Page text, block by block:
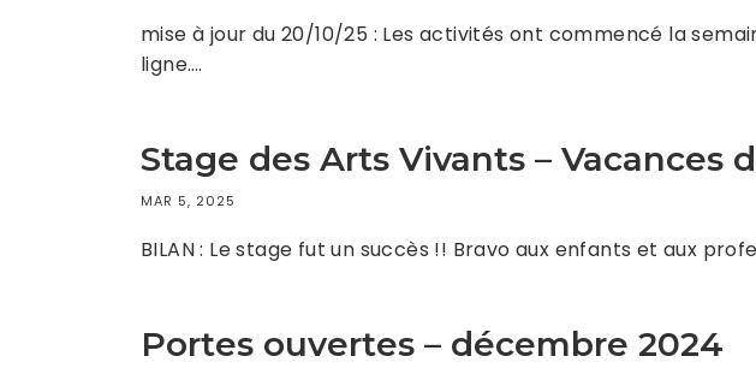
mise à jour du 20/10/25 : Les activités ont commencé la
ligne….
Stage des Arts Vivants – Vacances
MAR 5, 2025
BILAN : Le stage fut un succès !! Bravo aux enfants et aux
Portes ouvertes – décembre 2024